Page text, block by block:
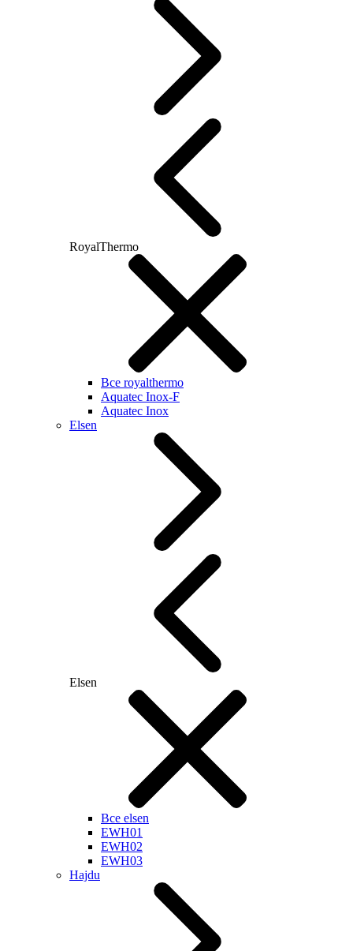
RoyalThermo
Все royalthermo
Aquatec Inox-F
Aquatec Inox
Elsen
Elsen
Все elsen
EWH01
EWH02
EWH03
Hajdu